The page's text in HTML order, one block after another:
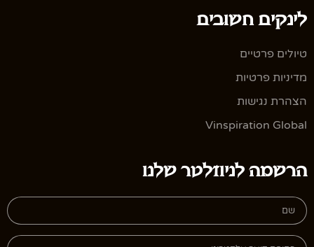
לינקים חשובים
טיולים פרטיים
מדיניות פרטיות
הצהרת נגישות
Vinspiration Global
הרשמה לניוזלטר שלנו